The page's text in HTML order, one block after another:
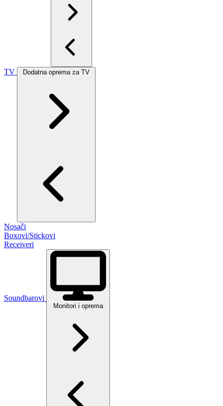
TV Dodatna oprema za TV
Nosači
Boxovi/Stickovi
Receiveri
Soundbarovi
Monitori i oprema